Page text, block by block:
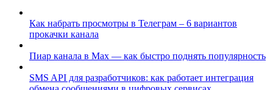
Как набрать просмотры в Телеграм – 6 вариантов
прокачки канала
Пиар канала в Max — как быстро поднять популярность
SMS API для разработчиков: как работает интеграция